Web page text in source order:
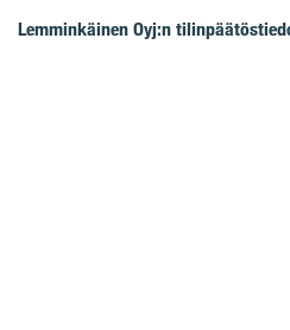
Lemminkäinen Oyj:n